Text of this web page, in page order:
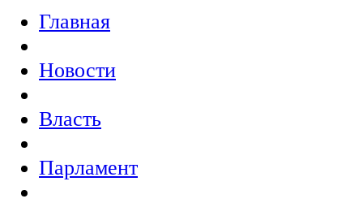
Главная
Новости
Власть
Парламент